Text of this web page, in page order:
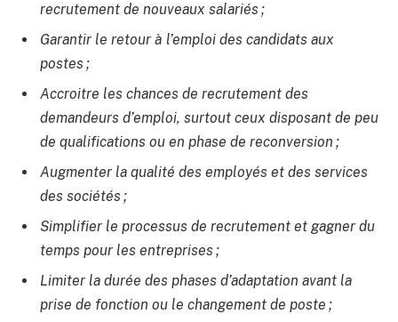
recrutement de nouveaux salariés ;
Garantir le retour à l’emploi des candidats aux
postes ;
Accroitre les chances de recrutement des
demandeurs d’emploi, surtout ceux disposant de peu
de qualifications ou en phase de reconversion ;
Augmenter la qualité des employés et des services
des sociétés ;
Simplifier le processus de recrutement et gagner du
temps pour les entreprises ;
Limiter la durée des phases d’adaptation avant la
prise de fonction ou le changement de poste ;